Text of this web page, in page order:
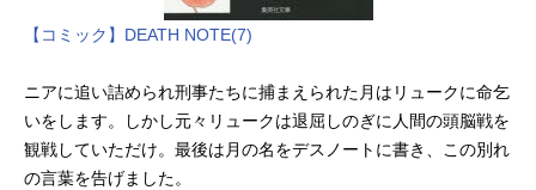
【コミック】DEATH NOTE(7)
ニアに追い詰められ刑事たちに捕まえられた月はリュークに命乞
いをします。しかし元々リュークは退屈しのぎに人間の頭脳戦を
観戦していただけ。最後は月の名をデスノートに書き、この別れ
の言葉を告げました。